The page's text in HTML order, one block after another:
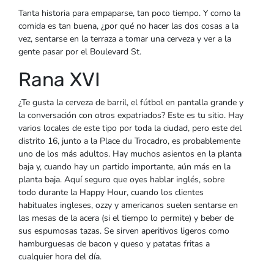
Tanta historia para empaparse, tan poco tiempo. Y como la
comida es tan buena, ¿por qué no hacer las dos cosas a la
vez, sentarse en la terraza a tomar una cerveza y ver a la
gente pasar por el Boulevard St.
Rana XVI
¿Te gusta la cerveza de barril, el fútbol en pantalla grande y
la conversación con otros expatriados? Este es tu sitio. Hay
varios locales de este tipo por toda la ciudad, pero este del
distrito 16, junto a la Place du Trocadro, es probablemente
uno de los más adultos. Hay muchos asientos en la planta
baja y, cuando hay un partido importante, aún más en la
planta baja. Aquí seguro que oyes hablar inglés, sobre
todo durante la Happy Hour, cuando los clientes
habituales ingleses, ozzy y americanos suelen sentarse en
las mesas de la acera (si el tiempo lo permite) y beber de
sus espumosas tazas. Se sirven aperitivos ligeros como
hamburguesas de bacon y queso y patatas fritas a
cualquier hora del día.